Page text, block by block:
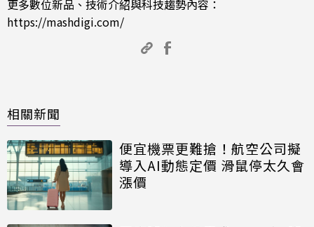
更多數位新品、技術介紹與科技趨勢內容：
https://mashdigi.com/
相關新聞
便宜機票更難搶！航空公司擬
導入AI動態定價 滑鼠停太久會
漲價